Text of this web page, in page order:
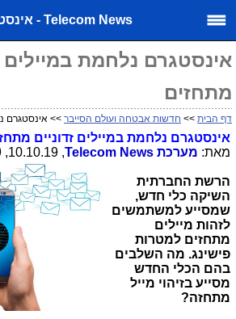
Telecom News - אינסטגרם נלח...
אינסטגרם נלחמת במיילים
מתחזים
דף הבית >> חדשות אבטחה ועולם הסייבר >> אינסטגרם
אינסטגרם נלחמת במיילים זדוניים
מאת: מערכת Telecom News
, 10.10.19, 18:29
הרשת החברתית
השיקה כלי חדש,
שמסייע למשתמשים
לזהות מיילים
מתחזים למטרות
פישינג. מה השלבים
בהם הכלי החדש
מסייע בזיהוי מייל
מתחזה?